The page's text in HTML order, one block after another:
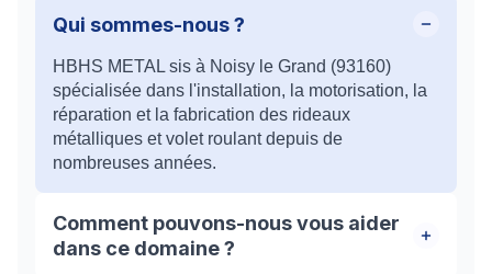
Qui sommes-nous ?
HBHS METAL sis à Noisy le Grand (93160)
spécialisée dans l'installation, la motorisation, la
réparation et la fabrication des rideaux
métalliques et volet roulant depuis de
nombreuses années.
Comment pouvons-nous vous aider
dans ce domaine ?